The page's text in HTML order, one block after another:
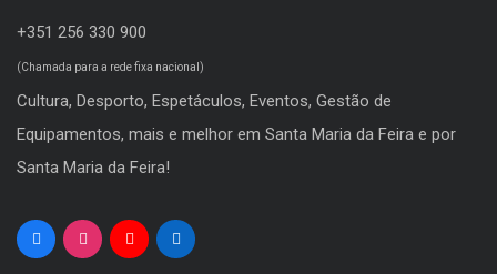
+351 256 330 900
(Chamada para a rede fixa nacional)